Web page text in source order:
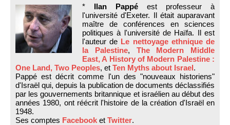
* Ilan Pappé est professeur à
l'université d'Exeter. Il était auparavant
maître de conférences en sciences
politiques à l'université de Haïfa. Il est
l'auteur de Le nettoyage ethnique de
la Palestine, The Modern Middle
East, A History of Modern Palestine :
One Land, Two Peoples, et Ten Myths about Israel.
Pappé est décrit comme l'un des "nouveaux historiens"
d'Israël qui, depuis la publication de documents déclassifiés
par les gouvernements britannique et israélien au début des
années 1980, ont réécrit l'histoire de la création d'Israël en
1948.
Ses comptes Facebook et Twitter.